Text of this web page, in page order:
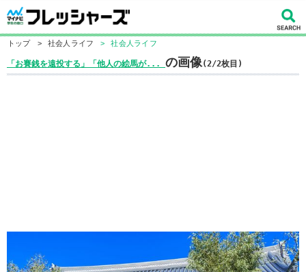
トップ > 社会人ライフ > 社会人ライフ
「お賽銭を遠投する」「他人の絵馬が... の画像(2/2枚目)